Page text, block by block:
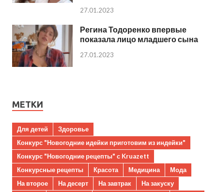
27.01.2023
Регина Тодоренко впервые
показала лицо младшего сына
27.01.2023
МЕТКИ
Для детей
Здоровье
Конкурс "Новогодние идейки приготовим из индейки"
Конкурс "Новогодние рецепты" с Kruazett
Конкурсные рецепты
Красота Медицина
Мода
На второе
На десерт На завтрак
На закуску